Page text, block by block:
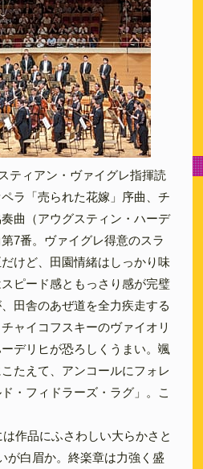
ティアン・ヴァイグレ指揮読
ラ「売られた花嫁」序曲、チ
曲（アウグスティン・ハーデ
7番。ヴァイグレ得意のスラ
けど、田園情緒はしっかり味
ピード感ともっさり感が完璧
田舎のあぜ道を全力疾走する
ャイコフスキーのヴァイオリ
デリヒが恐ろしくうまい。颯
たえて、アンコールにフォレ
・フィドラーズ・ラグ」。こ
作品にふさわしい大らかさと
が白眉か。終楽章は力強く盛